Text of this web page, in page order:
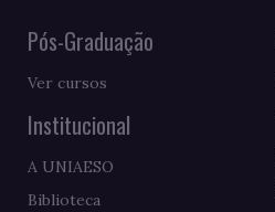
Pós-Graduação
Ver cursos
Institucional
A UNIAESO
Biblioteca